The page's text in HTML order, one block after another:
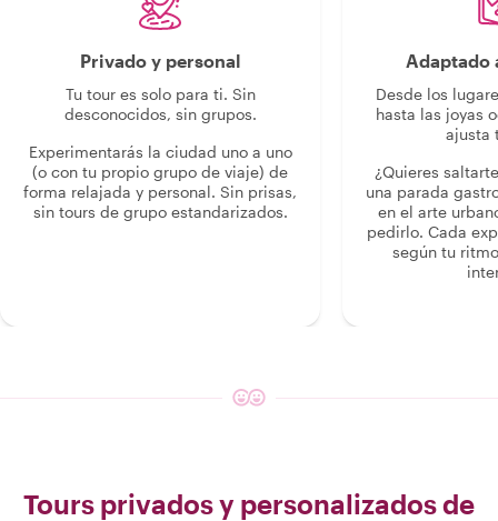
Privado y personal
Tu tour es solo para ti. Sin
desconocidos, sin grupos.
Experimentarás la ciudad uno a uno
(o con tu propio grupo de viaje) de
forma relajada y personal. Sin prisas,
sin tours de grupo estandarizados.
Adaptado
Desde los
hasta las joyas
ajusta
¿Quieres
una parada
en el arte
pedirlo. Cada
según tu
Tours privados y personalizados de